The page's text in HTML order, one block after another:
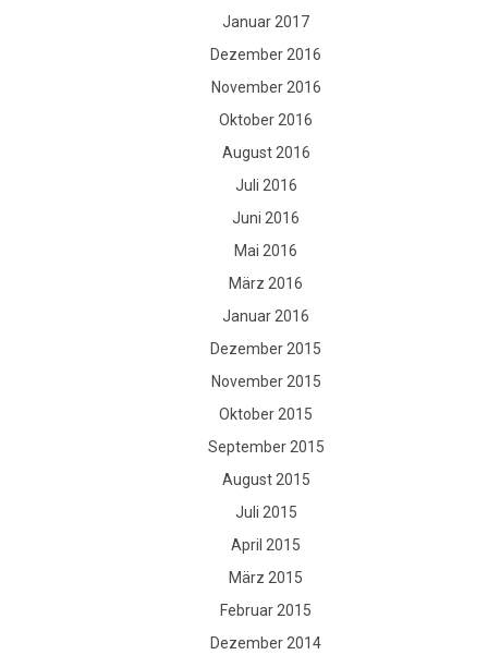
Januar 2017
Dezember 2016
November 2016
Oktober 2016
August 2016
Juli 2016
Juni 2016
Mai 2016
März 2016
Januar 2016
Dezember 2015
November 2015
Oktober 2015
September 2015
August 2015
Juli 2015
April 2015
März 2015
Februar 2015
Dezember 2014